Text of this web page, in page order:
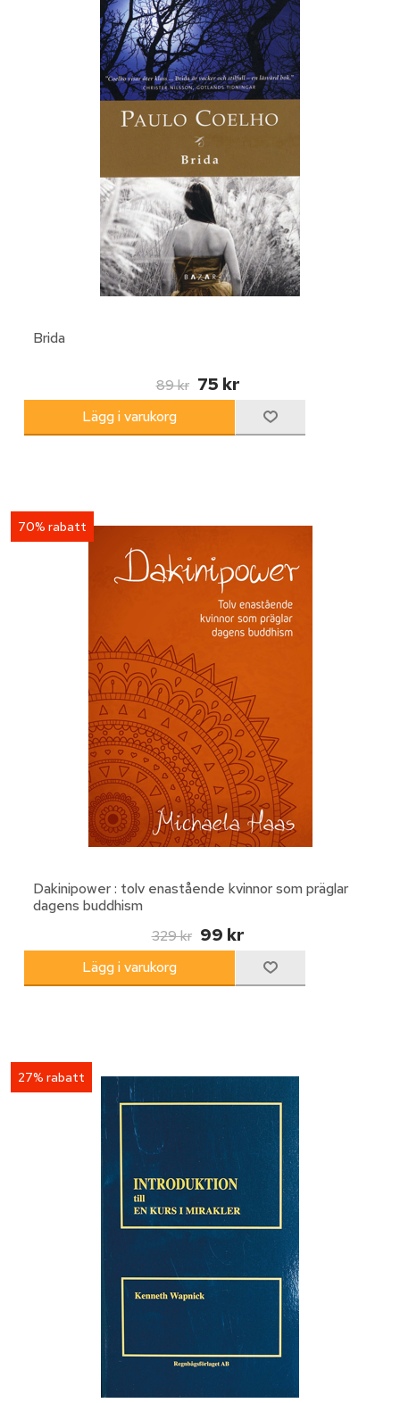
Brida
89 kr 75 kr
70% rabatt
Dakinipower : tolv enastående kvinnor som präglar
dagens buddhism
329 kr 99 kr
27% rabatt